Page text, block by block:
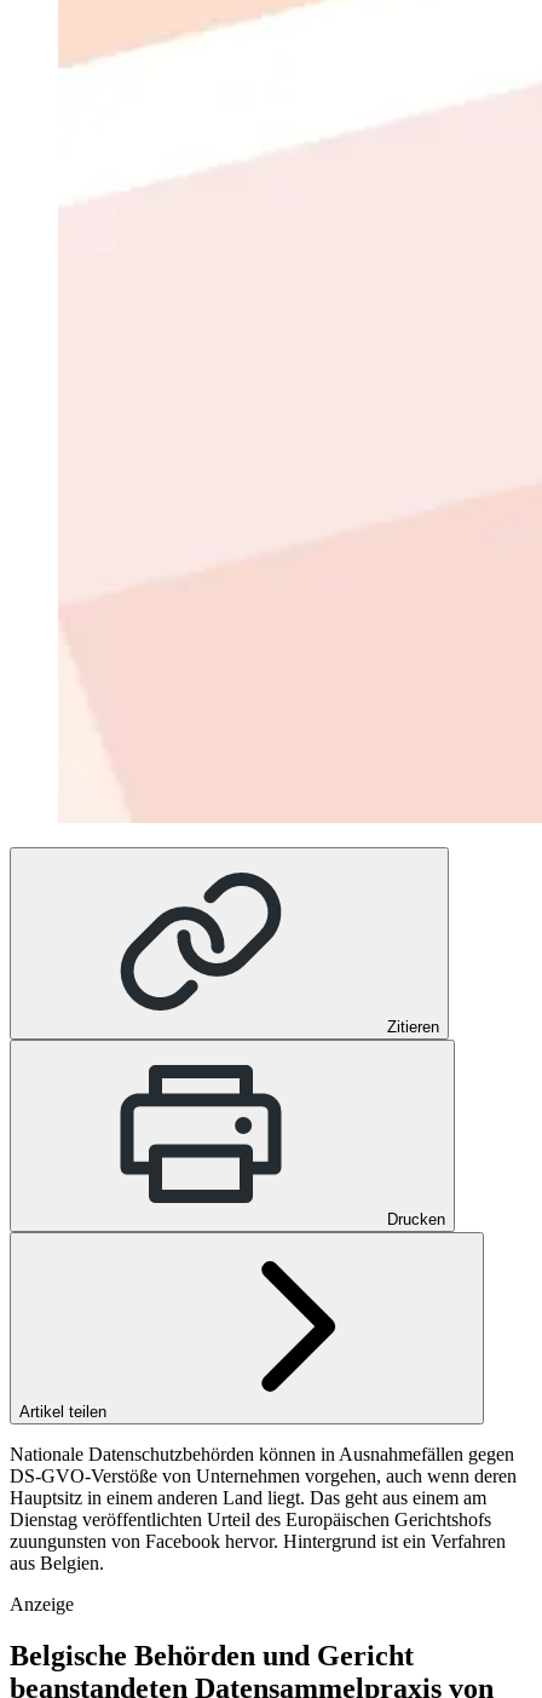
Zitieren
Drucken
Artikel teilen
Nationale Datenschutzbehörden können in Ausnahmefällen gegen
DS-GVO-Verstöße von Unternehmen vorgehen, auch wenn deren
Hauptsitz in einem anderen Land liegt. Das geht aus einem am
Dienstag veröffentlichten Urteil des Europäischen Gerichtshofs
zuungunsten von Facebook hervor. Hintergrund ist ein Verfahren
aus Belgien.
Anzeige
Belgische Behörden und Gericht
beanstandeten Datensammelpraxis von